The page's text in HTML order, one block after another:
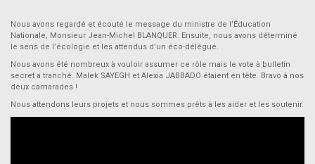
Nous avons regardé et écouté le message du ministre de l’Éducation
Nationale, Monsieur Jean-Michel BLANQUER. Ensuite, nous avons déterminé
le sens de l’écologie et les attendus d’un éco-délégué.
Nous avons été nombreux à vouloir assumer ce rôle mais le vote à bulletin
secret a tranché. Malek SAYEGH et Alexia JABBADO étaient en tête. Bravo à nos
deux camarades !
Nous attendons leurs projets et nous sommes prêts à les aider et les soutenir.